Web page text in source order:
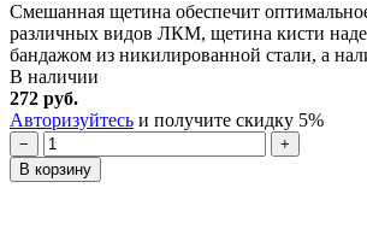
Смешанная щетина обеспечит
различных видов ЛКМ, щетина кисти
бандажом из никилированной стали, а
В наличии
272 руб.
Авторизуйтесь и получите скидку 5%
−
+
В корзину